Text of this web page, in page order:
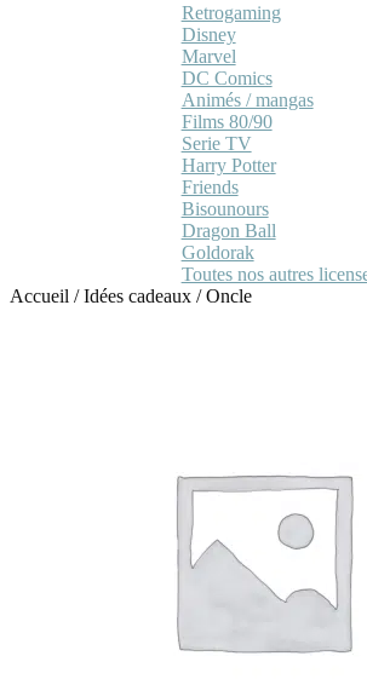
Retrogaming
Disney
Marvel
DC Comics
Animés / mangas
Films 80/90
Serie TV
Harry Potter
Friends
Bisounours
Dragon Ball
Goldorak
Toutes nos autres
Accueil /Idées cadeaux /Oncle